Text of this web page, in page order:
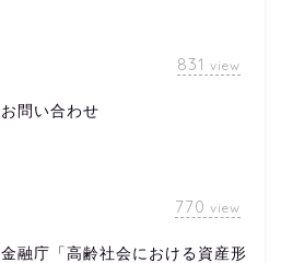
831 view
お問い合わせ
770 view
金融庁「高齢社会における資産形